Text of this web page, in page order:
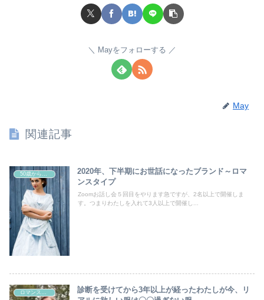
Mayをフォローする
May
関連記事
50歳からの曲線系おしゃれ
2020年、下半期にお世話になったブランド～ロマ
ンスタイプ
Zoomお話し会５回目をやります急ですが、2名以上で開催しま
す。つまりわたしを入れて3人以上で開催し...
診断を受けてから3年以上が経ったわたしが今、リ